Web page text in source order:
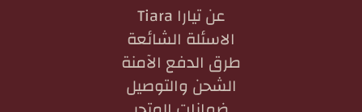
عن تيارا Tiara
الاسئلة الشائعة
طرق الدفع الآمنة
الشحن والتوصيل